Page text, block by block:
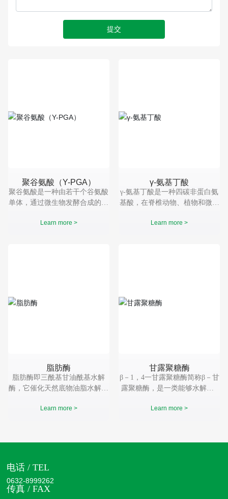
提交
聚谷氨酸（Y-PGA）
聚谷氨酸是一种由若干个谷氨酸
单体，通过微生物发酵合成的高
为一种生物材料，γ-聚谷氨酸又
Learn more >
γ-氨基丁酸
γ-氨基丁酸是一种四碳非蛋白氨
基酸，在脊椎动物、植物和微生
氨基酸，具有镇静、催眠、抗惊
Learn more >
脂肪酶
脂肪酶即三酰基甘油酰基水解
酶，它催化天然底物油脂水解，
二酯。 脂肪酶基本组成单位仅
的蛋白质结构。
Learn more >
甘露聚糖酶
β－1，4一甘露聚糖酶简称β－甘
露聚糖酶，是一类能够水解含β
糖、甘露多糖（包括甘露聚糖、
素酶类。
Learn more >
电话 / TEL
0632-8999262
传真 / FAX